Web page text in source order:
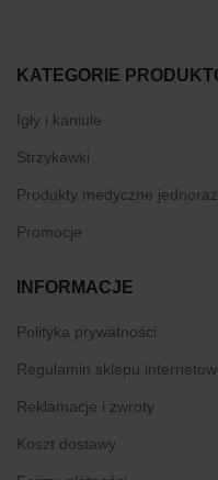
KATEGORIE
Igły i kaniule
Strzykawki
Produkty medyczne
Promocje
INFORMACJE
Polityka prywatności
Regulamin sklepu
Reklamacje i zwroty
Koszt dostawy